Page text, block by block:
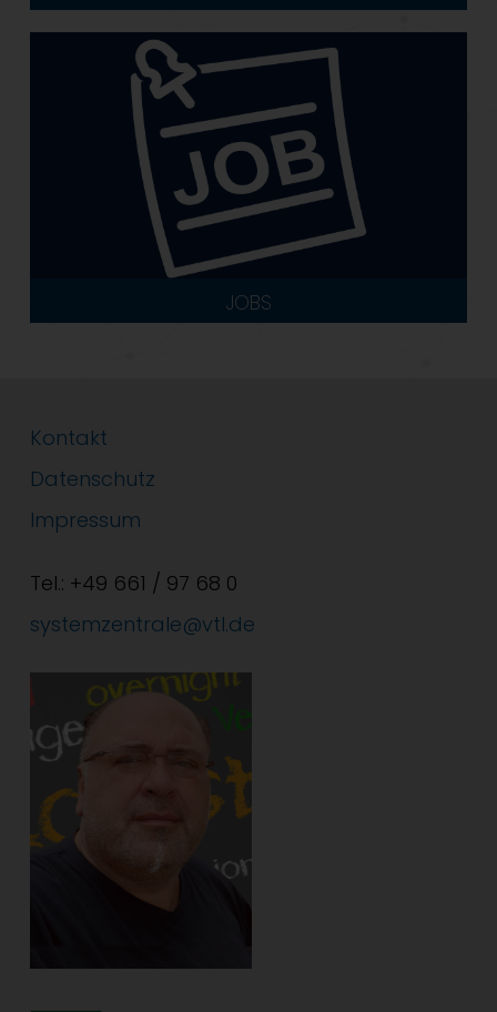
JOBS
Kontakt
Datenschutz
Impressum
Tel.: +49 661 / 97 68 0
systemzentrale@vtl.de